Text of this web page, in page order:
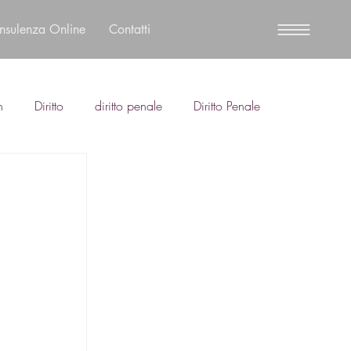
Online Contatti
Diritto diritto penale Diritto Penale